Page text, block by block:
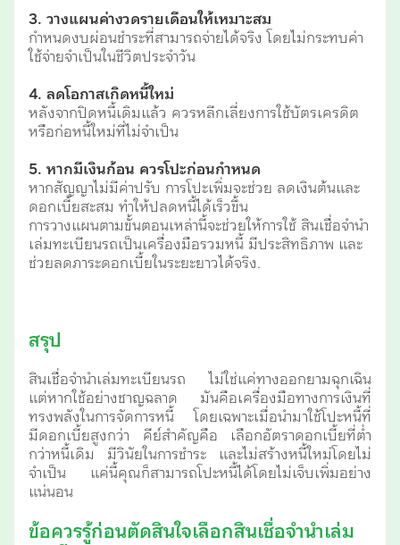
3. วางแผนค่างวดรายเดือนให้เหมาะสม
กำหนดงบผ่อนชำระที่สามารถจ่ายได้จริง โดยไม่กระทบค่า
ใช้จ่ายจำเป็นในชีวิตประจำวัน
4. ลดโอกาสเกิดหนี้ใหม่
หลังจากปิดหนี้เดิมแล้ว ควรหลีกเลี่ยงการใช้บัตรเครดิต
หรือก่อหนี้ใหม่ที่ไม่จำเป็น
5. หากมีเงินก้อน ควรโปะก่อนกำหนด
หากสัญญาไม่มีค่าปรับ การโปะเพิ่มจะช่วย ลดเงินต้นและ
ดอกเบี้ยสะสม ทำให้ปลดหนี้ได้เร็วขึ้น
การวางแผนตามขั้นตอนเหล่านี้จะช่วยให้การใช้ สินเชื่อจำนำ
เล่มทะเบียนรถเป็นเครื่องมือรวมหนี้ มีประสิทธิภาพ และ
ช่วยลดภาระดอกเบี้ยในระยะยาวได้จริง.
สรุป
สินเชื่อจำนำเล่มทะเบียนรถ ไม่ใช่แค่ทางออกยามฉุกเฉิน
แต่หากใช้อย่างชาญฉลาด มันคือเครื่องมือทางการเงินที่
ทรงพลังในการจัดการหนี้ โดยเฉพาะเมื่อนำมาใช้โปะหนี้ที่
มีดอกเบี้ยสูงกว่า คีย์สำคัญคือ เลือกอัตราดอกเบี้ยที่ต่ำ
กว่าหนี้เดิม มีวินัยในการชำระ และไม่สร้างหนี้ใหม่โดยไม่
จำเป็น แค่นี้คุณก็สามารถโปะหนี้ได้โดยไม่เจ็บเพิ่มอย่าง
แน่นอน
ข้อควรรู้ก่อนตัดสินใจเลือกสินเชื่อจำนำเล่ม